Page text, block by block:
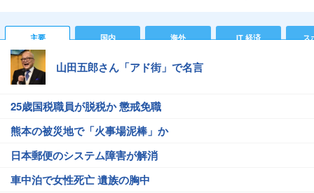
主要 国内 海外 IT 経済 ス
山田五郎さん「アド街」で名言
25歳国税職員が脱税か 懲戒免職
熊本の被災地で「火事場泥棒」か
日本郵便のシステム障害が解消
車中泊で女性死亡 遺族の胸中